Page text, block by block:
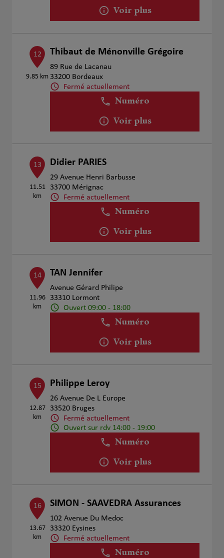
Voir plus
12
9.85 km
Thibaut de Ménonville Grégoire
89 Rue de Lacanau
33200 Bordeaux
Fermé actuellement
Numéro
Voir plus
13
11.51
km
Didier PARIES
29 Avenue Henri Barbusse
33700 Mérignac
Fermé actuellement
Numéro
Voir plus
14
11.96
km
TAN Jennifer
Avenue Gérard Philipe
33310 Lormont
Ouvert 09:00 - 18:00
Numéro
Voir plus
15
12.87
km
Philippe Leroy
26 Avenue De L Europe
33520 Bruges
Fermé actuellement
Ouvert sur rdv 14:00 - 19:00
Numéro
Voir plus
16
13.67
km
SIMON - SAAVEDRA Assurances
102 Avenue Du Medoc
33320 Eysines
Fermé actuellement
Numéro